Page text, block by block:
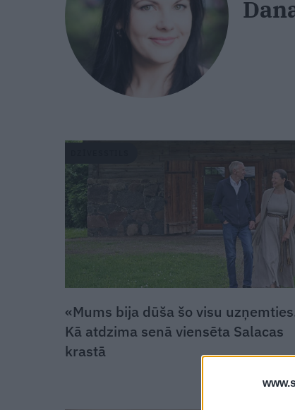
«Mums bija dūša šo visu
Kā atdzima senā viensēta Salacas
krastā